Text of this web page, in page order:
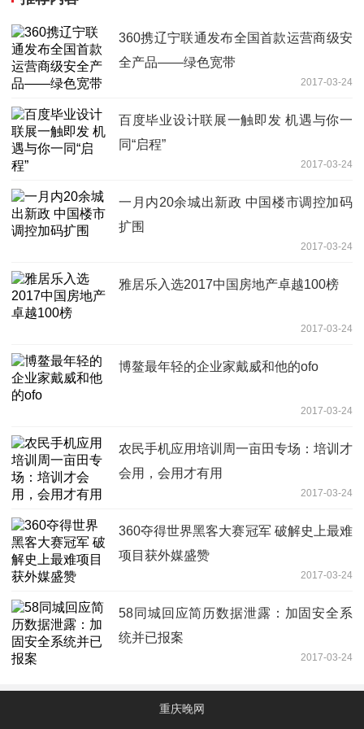
360携辽宁联通发布全国首款运营商级安
全产品——绿色宽带
2017-03-24
百度毕业设计联展一触即发 机遇与你一
同“启程”
2017-03-24
一月内20余城出新政 中国楼市调控加码
扩围
2017-03-24
雅居乐入选2017中国房地产卓越100榜
2017-03-24
博鳌最年轻的企业家戴威和他的ofo
2017-03-24
农民手机应用培训周一亩田专场：培训才
会用，会用才有用
2017-03-24
360夺得世界黑客大赛冠军 破解史上最难
项目获外媒盛赞
2017-03-24
58同城回应简历数据泄露：加固安全系
统并已报案
2017-03-24
重庆晚网